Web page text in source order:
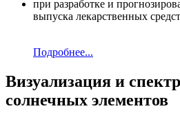
при разработке и
выпуска лекарственных
Подробнее...
Визуализация и
солнечных элементов